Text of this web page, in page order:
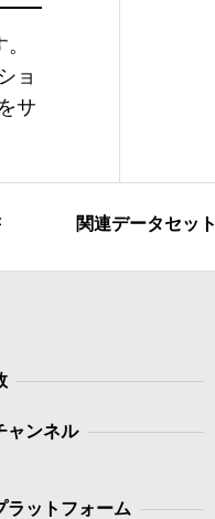
ョ
サ
関連データセット
ャンネル
ラットフォーム